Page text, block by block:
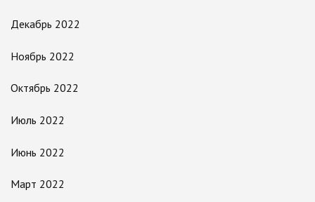
Декабрь 2022
Ноябрь 2022
Октябрь 2022
Июль 2022
Июнь 2022
Март 2022